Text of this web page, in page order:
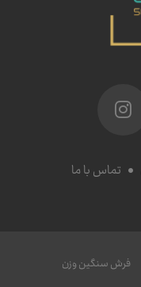
تماس با ما
فرش سنگین وزن